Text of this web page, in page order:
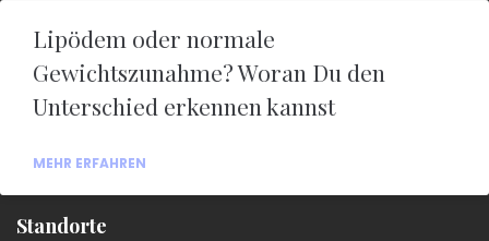
Lipödem oder normale
Gewichtszunahme? Woran Du den
Unterschied erkennen kannst
MEHR ERFAHREN
Standorte